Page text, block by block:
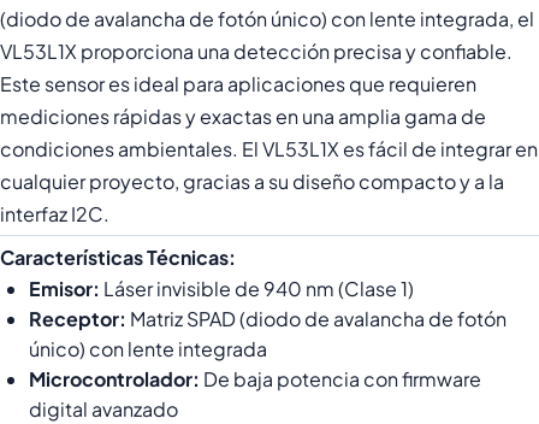
(diodo de avalancha de fotón único) con lente integrada, el
VL53L1X proporciona una detección precisa y confiable.
Este sensor es ideal para aplicaciones que requieren
mediciones rápidas y exactas en una amplia gama de
condiciones ambientales. El VL53L1X es fácil de integrar en
cualquier proyecto, gracias a su diseño compacto y a la
interfaz I2C.
Características Técnicas:
Emisor: Láser invisible de 940 nm (Clase 1)
Receptor: Matriz SPAD (diodo de avalancha de fotón
único) con lente integrada
Microcontrolador: De baja potencia con firmware
digital avanzado